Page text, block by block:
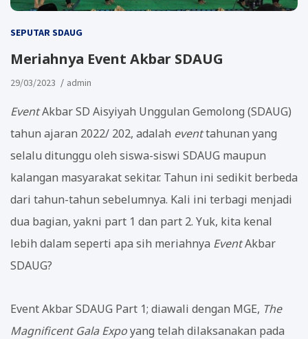
SEPUTAR SDAUG
Meriahnya Event Akbar SDAUG
29/03/2023 admin
EventAkbar SD Aisyiyah Unggulan Gemolong (SDAUG)
tahun ajaran 2022/ 202, adalah eventtahunan yang
selalu ditunggu oleh siswa-siswi SDAUG maupun
kalangan masyarakat sekitar. Tahun ini sedikit berbeda
dari tahun-tahun sebelumnya. Kali ini terbagi menjadi
dua bagian, yakni part 1 dan part 2. Yuk, kita kenal
lebih dalam seperti apa sih meriahnya EventAkbar
SDAUG?
Event Akbar SDAUG Part 1; diawali dengan MGE, The
Magnificent Gala Expoyang telah dilaksanakan pada